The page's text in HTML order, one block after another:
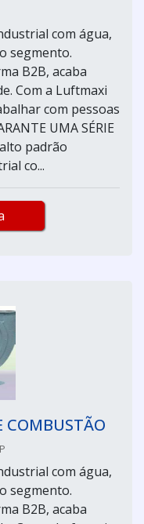
com água,
segmento.
B2B, acaba
Com a Luftmaxi
com pessoas
UMA SÉRIE
padrão
co...
COMBUSTÃO
com água,
segmento.
B2B, acaba